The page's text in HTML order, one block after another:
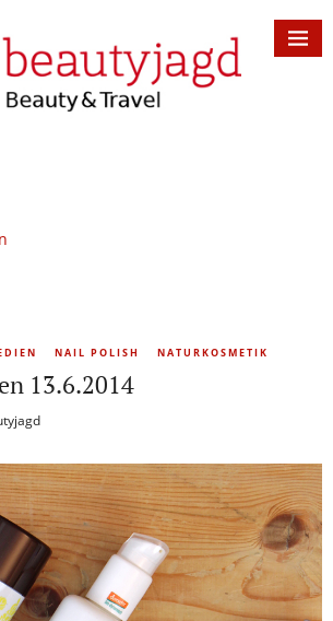
NAIL POLISH NATURKOSMETIK
13.6.2014